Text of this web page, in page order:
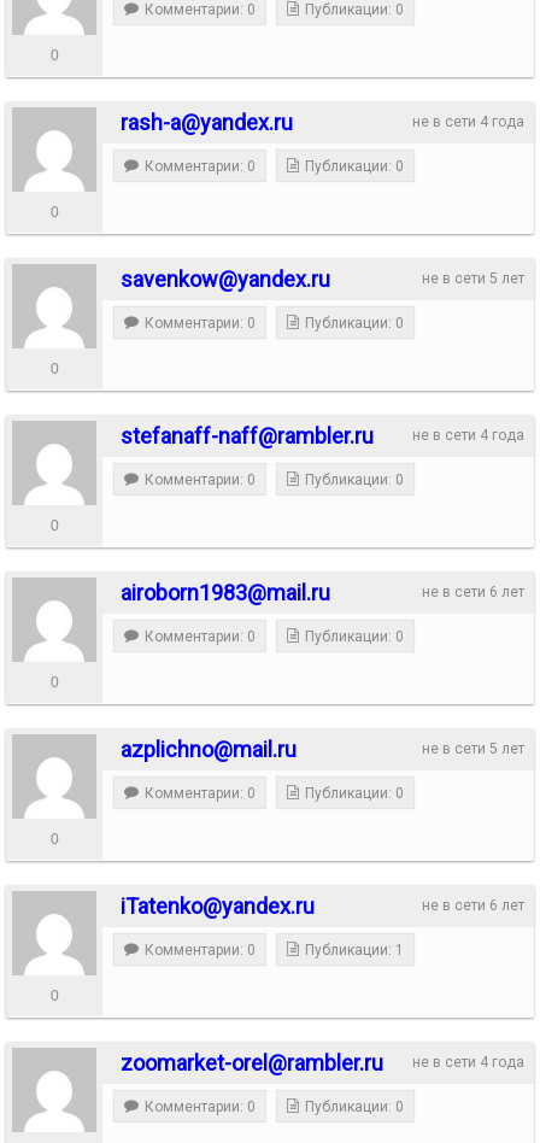
0
Комментарии: 0 Публикации: 0
не в сети 4 года
rash-a@yandex.ru
0
Комментарии: 0 Публикации: 0
не в сети 5 лет
savenkow@yandex.ru
0
Комментарии: 0 Публикации: 0
не в сети 4 года
stefanaff-naff@rambler.ru
0
Комментарии: 0 Публикации: 0
не в сети 6 лет
airoborn1983@mail.ru
0
Комментарии: 0 Публикации: 0
не в сети 5 лет
azplichno@mail.ru
0
Комментарии: 0 Публикации: 0
не в сети 6 лет
iTatenko@yandex.ru
0
Комментарии: 0 Публикации: 1
не в сети 4 года
zoomarket-orel@rambler.ru
Комментарии: 0 Публикации: 0